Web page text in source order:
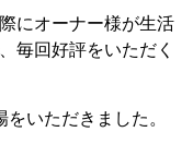
にオーナー様が生活
毎回好評をいただく
いただきました。